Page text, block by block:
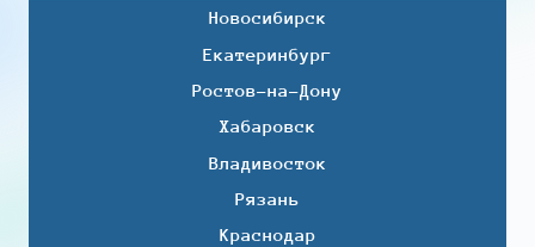
Новосибирск
Екатеринбург
Ростов-на-Дону
Хабаровск
Владивосток
Рязань
Краснодар